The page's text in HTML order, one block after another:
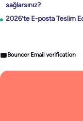
sağlarsınız?
2026’te E-posta Teslim
Bouncer Email verification